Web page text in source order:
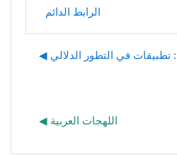
الرابط الدائم
اللهجات العربية ◀︎